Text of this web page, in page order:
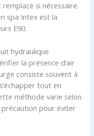
si nécessaire.
spa Intex est la
E90.
hydraulique
la présence d’air
consiste souvent à
tout en
méthode varie selon
pour éviter